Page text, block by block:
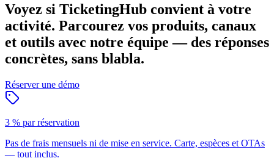
Voyez si TicketingHub convient à votre
activité. Parcourez vos produits, canaux
et outils avec notre équipe — des réponses
concrètes, sans blabla.
Réserver une démo
3 % par réservation
Pas de frais mensuels ni de mise en service. Carte, espèces et OTAs
— tout inclus.